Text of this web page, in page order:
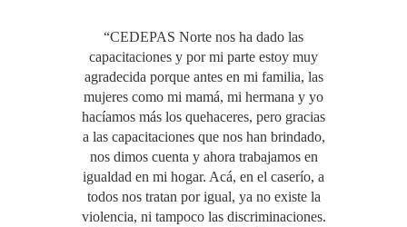
“CEDEPAS Norte nos ha dado las
capacitaciones y por mi parte estoy muy
agradecida porque antes en mi familia, las
mujeres como mi mamá, mi hermana y yo
hacíamos más los quehaceres, pero gracias
a las capacitaciones que nos han brindado,
nos dimos cuenta y ahora trabajamos en
igualdad en mi hogar. Acá, en el caserío, a
todos nos tratan por igual, ya no existe la
violencia, ni tampoco las discriminaciones.